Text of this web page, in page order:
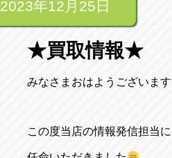
2023年12月25日
★買取情報★
みなさまおはようございます
この度当店の情報発信担当に